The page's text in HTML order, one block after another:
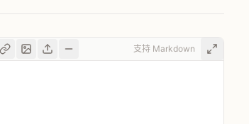
支持 Markdown